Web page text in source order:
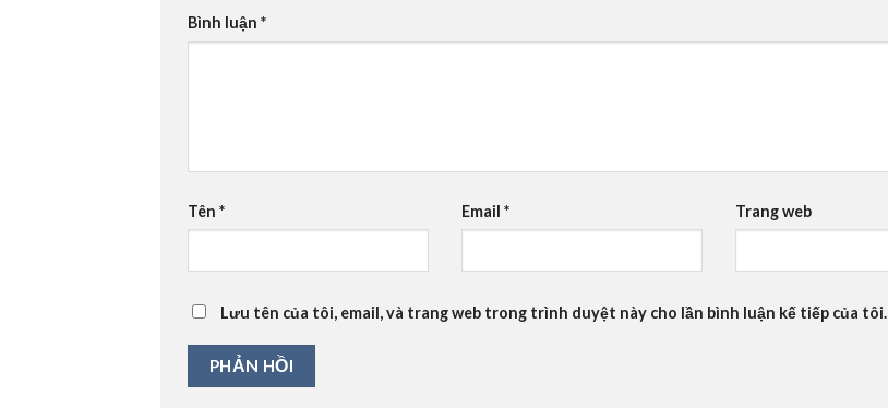
Bình luận *
Tên * Email * Trang web
Lưu tên của tôi, email, và trang web trong trình duyệt này cho lần bình luận kế tiếp của tôi.